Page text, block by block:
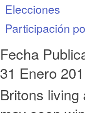
Elecciones
Participación
Fecha
31 Enero
Britons